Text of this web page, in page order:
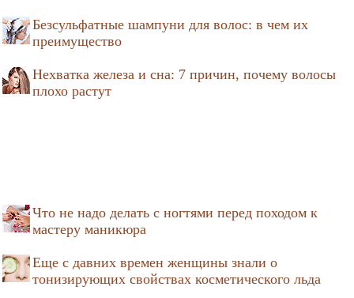
Безсульфатные шампуни для волос: в чем их
преимущество
Нехватка железа и сна: 7 причин, почему волосы
плохо растут
Что не надо делать с ногтями перед походом к
мастеру маникюра
Еще с давних времен женщины знали о
тонизирующих свойствах косметического льда